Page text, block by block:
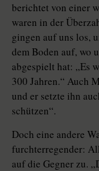
berichtet von einer
waren in der
gingen auf uns los,
dem Boden auf, wo
abgespielt hat: „Es
300 Jahren.“ Auch
und er setzte ihn
schützen“.
Doch eine andere
furchterregender:
auf die Gegner zu.